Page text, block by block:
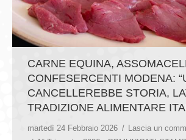
CARNE EQUINA,
CONFESERCENTI MODENA:
CANCELLEREBBE STORIA,
TRADIZIONE ALIMENTARE
martedì 24 Febbraio 2026
Lascia un